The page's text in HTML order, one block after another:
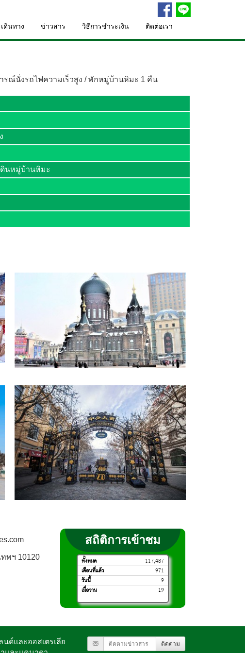
ดินทาง ข่าวสาร วิธีการชำระเงิน ติดต่อเรา
รณ์นั่งรถไฟความเร็วสูง / พักหมู่บ้านหิมะ 1 คืน
ม้าลากเลื่อน
นหมู่บ้านหิมะ
พฯ 10120
สถิติการเข้าชม
ทั้งหมด
117,487
เดือนที่แล้ว
971
วันนี้
9
เมื่อวาน
19
นด์และออสเตรเลีย
ติดตาม